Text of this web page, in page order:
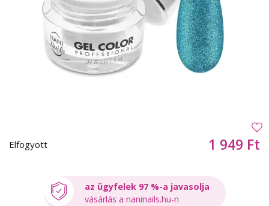
Elfogyott 1 949 Ft
az ügyfelek 97 %-a javasolja
vásárlás a naninails.hu-n